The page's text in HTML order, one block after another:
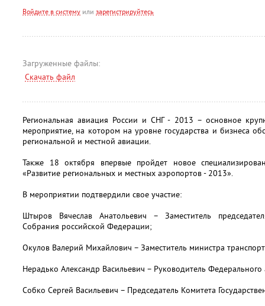
Войдите в систему или зарегистрируйтесь
Загруженные файлы:
Скачать файл
Региональная авиация России и СНГ - 2013 – основное
мероприятие, на котором на уровне государства и бизнеса
региональной и местной авиации.
Также 18 октября впервые пройдет новое
«Развитие региональных и местных аэропортов - 2013».
В мероприятии подтвердили свое участие:
Штыров Вячеслав Анатольевич – Заместитель
Собрания российской Федерации;
Окулов Валерий Михайлович – Заместитель министра
Нерадько Александр Васильевич – Руководитель Федерального
Собко Сергей Васильевич – Председатель Комитета